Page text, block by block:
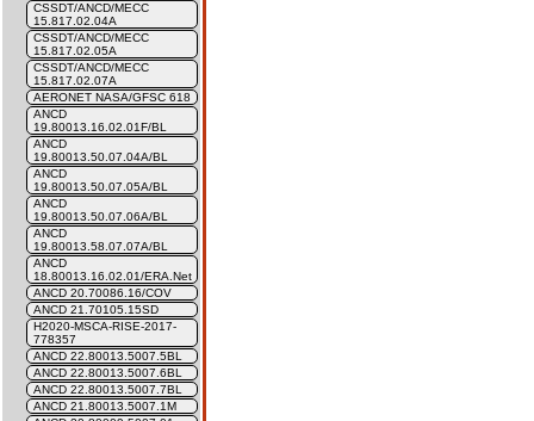
CSSDT/ANCD/MECC
15.817.02.04A
CSSDT/ANCD/MECC
15.817.02.05A
CSSDT/ANCD/MECC
15.817.02.07A
AERONET NASA/GFSC 618
ANCD
19.80013.16.02.01F/BL
ANCD
19.80013.50.07.04A/BL
ANCD
19.80013.50.07.05A/BL
ANCD
19.80013.50.07.06A/BL
ANCD
19.80013.58.07.07A/BL
ANCD
18.80013.16.02.01/ERA.Net
ANCD 20.70086.16/COV
ANCD 21.70105.15SD
H2020-MSCA-RISE-2017-
778357
ANCD 22.80013.5007.5BL
ANCD 22.80013.5007.6BL
ANCD 22.80013.5007.7BL
ANCD 21.80013.5007.1M